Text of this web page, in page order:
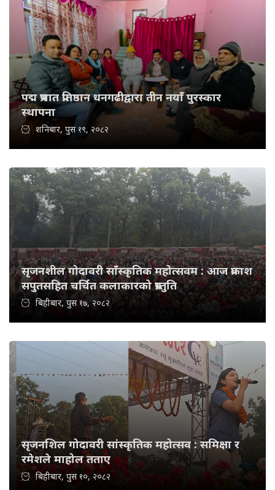
पद्म प्रभात प्रतिष्ठान धनगढीद्वारा तीन नयाँ पुरस्कार
स्थापना
शनिबार, पुस १९, २०८२
सृजनशील गोदावरी साँस्कृतिक महोत्सवम : आज प्रकाश
सपुतसहित चर्चित कलाकारको प्रस्तुति
बिहीबार, पुस १७, २०८२
सृजनशिल गोदावरी सांस्कृतिक महोत्सव : समिक्षा र
रमेशले माहोल तताए
बिहीबार, पुस १०, २०८२